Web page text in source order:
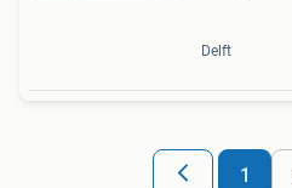
Delft
1